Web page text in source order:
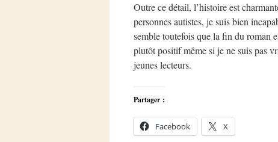
Outre ce détail, l’histoire est
personnes autistes, je suis bien
semble toutefois que la fin du roman
plutôt positif même si je ne suis pas
jeunes lecteurs.
Partager :
Facebook X